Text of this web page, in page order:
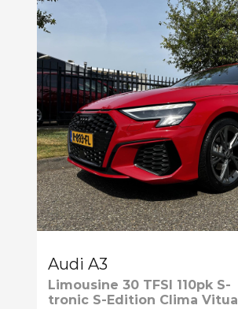
Audi A3
Limousine 30 TFSI 110pk S-
tronic S-Edition Clima Vitual